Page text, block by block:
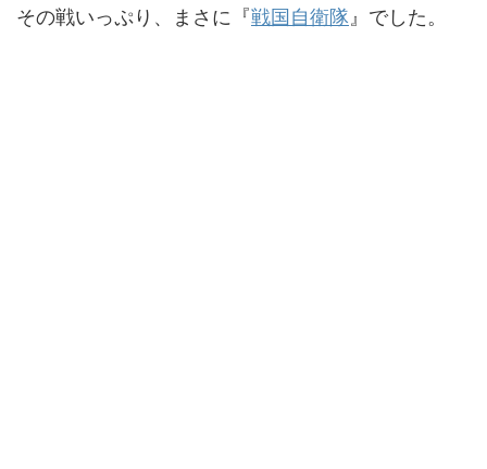
その戦いっぷり、まさに『戦国自衛隊 』でした。